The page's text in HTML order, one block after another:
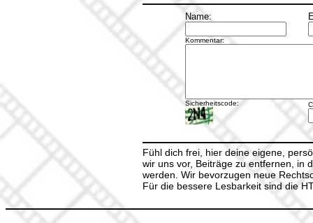
Name:
Kommentar:
Sicherheitscode:
Fühl dich frei, hier deine eigene,
wir uns vor, Beiträge zu entfernen, in
werden. Wir bevorzugen neue
Für die bessere Lesbarkeit sind die